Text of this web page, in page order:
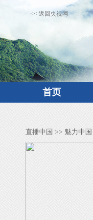
<< 返回央视网
首页
直播中国 >> 魅力中国